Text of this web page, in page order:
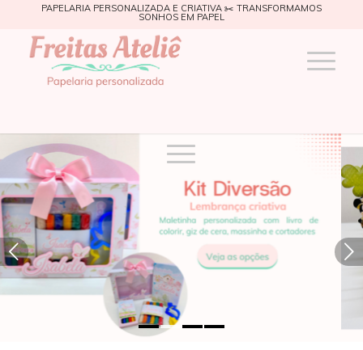
PAPELARIA PERSONALIZADA E CRIATIVA ✂️ TRANSFORMAMOS
SONHOS EM PAPEL
Próximo